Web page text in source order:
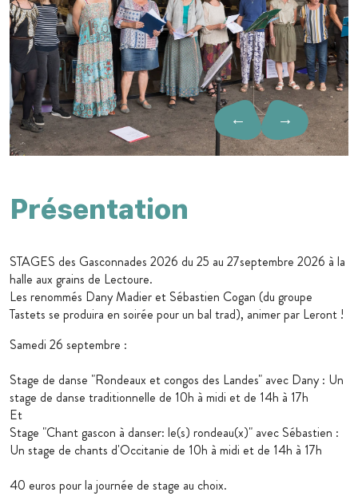
← →
Présentation
STAGES des Gasconnades 2026 du 25 au 27septembre 2026 à la
halle aux grains de Lectoure.
Les renommés Dany Madier et Sébastien Cogan (du groupe
Tastets se produira en soirée pour un bal trad), animer par Leront !
Samedi 26 septembre :
Stage de danse "Rondeaux et congos des Landes" avec Dany : Un
stage de danse traditionnelle de 10h à midi et de 14h à 17h
Et
Stage "Chant gascon à danser: le(s) rondeau(x)" avec Sébastien :
Un stage de chants d'Occitanie de 10h à midi et de 14h à 17h
40 euros pour la journée de stage au choix.